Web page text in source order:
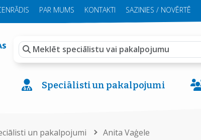
PAR MUMS KONTAKTI SAZINIES / NOVĒRTĒ
Speciālisti un pakalpojumi
un pakalpojumi Anita Vaģele